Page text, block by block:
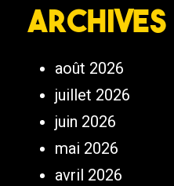
Archives
août 2026
juillet 2026
juin 2026
mai 2026
avril 2026